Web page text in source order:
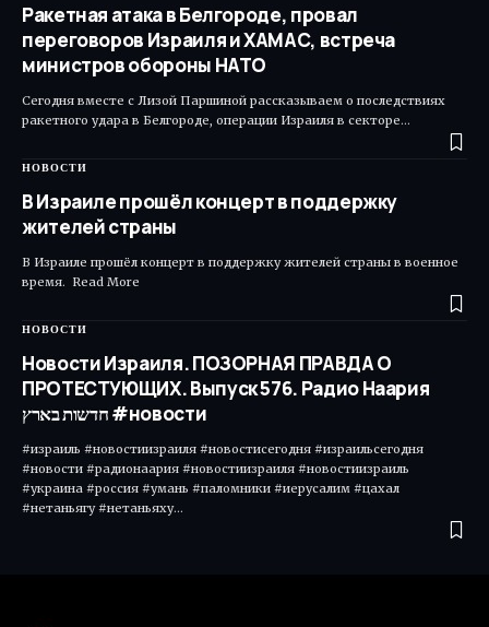
Ракетная атака в Белгороде, провал
переговоров Израиля и ХАМАС, встреча
министров обороны НАТО
Сегодня вместе с Лизой Паршиной рассказываем о последствиях
ракетного удара в Белгороде, операции Израиля в секторе…
НОВОСТИ
В Израиле прошёл концерт в поддержку
жителей страны
В Израиле прошёл концерт в поддержку жителей страны в военное
время. ​ Read More
НОВОСТИ
Новости Израиля. ПОЗОРНАЯ ПРАВДА О
ПРОТЕСТУЮЩИХ. Выпуск 576. Радио Наария
חדשות בארץ #новости
#израиль #новостиизраиля #новостисегодня #израильсегодня
#новости #радионаария #новостиизраиля #новостиизраиль
#украина #россия #умань #паломники #иерусалим #цахал
#нетаньягу #нетаньяху…